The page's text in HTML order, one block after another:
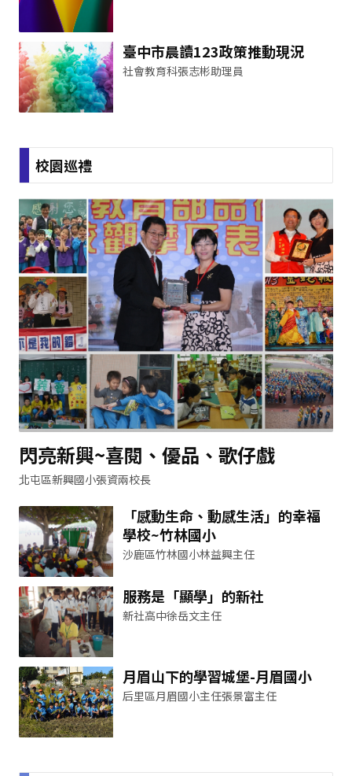
臺中市晨讀123政策推動現況
社會教育科張志彬助理員
校園巡禮
閃亮新興~喜閱、優品、歌仔戲
北屯區新興國小張資兩校長
「感動生命、動感生活」的幸福
學校~竹林國小
沙鹿區竹林國小林益興主任
服務是「顯學」的新社
新社高中徐岳文主任
月眉山下的學習城堡-月眉國小
后里區月眉國小主任張景富主任